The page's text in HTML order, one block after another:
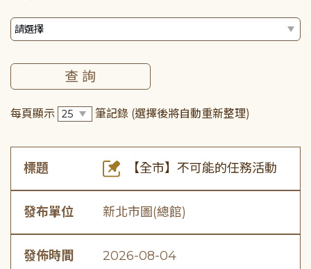
每頁顯示 筆記錄 (選擇後將自動重新整理)
標題 【全市】不可能的任務活動
發布單位 新北市圖(總館)
發佈時間 2026-08-04